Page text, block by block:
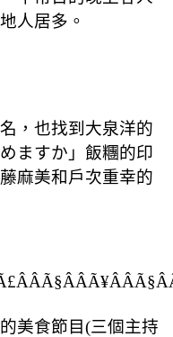
人居多。
，也找到大泉洋的
ますか」飯糰的印
麻美和戶次重幸的
美食節目(三個主持